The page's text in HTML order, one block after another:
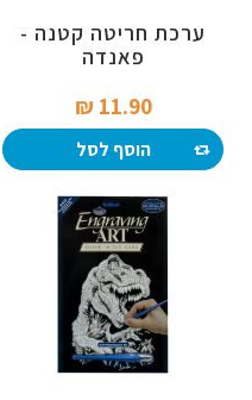
ערכת חריטה קטנה -
פאנדה
11.90 ₪‎
הוסף לסל